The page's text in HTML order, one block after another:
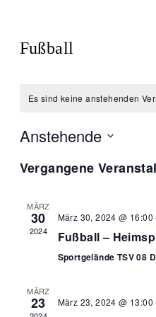
Fußball
Es sind keine anstehenden
Anstehende
wählen.
Vergangene
MÄRZ
30
2024
März 30, 2024 @ 16:00
Fußball –
Sportgelände TSV 08
MÄRZ
23 März 23, 2024 @ 13:00